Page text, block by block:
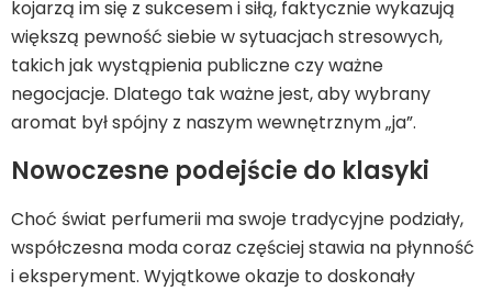
kojarzą im się z sukcesem i siłą, faktycznie wykazują
większą pewność siebie w sytuacjach stresowych,
takich jak wystąpienia publiczne czy ważne
negocjacje. Dlatego tak ważne jest, aby wybrany
aromat był spójny z naszym wewnętrznym „ja”.
Nowoczesne podejście do klasyki
Choć świat perfumerii ma swoje tradycyjne podziały,
współczesna moda coraz częściej stawia na płynność
i eksperyment. Wyjątkowe okazje to doskonały